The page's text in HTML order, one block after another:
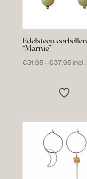
Edelsteen oorbellen
“Marnie”
€31.95 - €37.95 incl.